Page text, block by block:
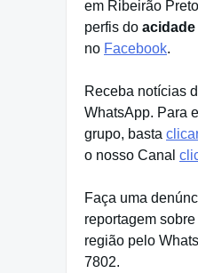
em Ribeirão
perfis do acidade
no Facebook.
Receba notícias
WhatsApp. Para
grupo, basta
o nosso Canal
Faça uma
reportagem
região pelo
7802.